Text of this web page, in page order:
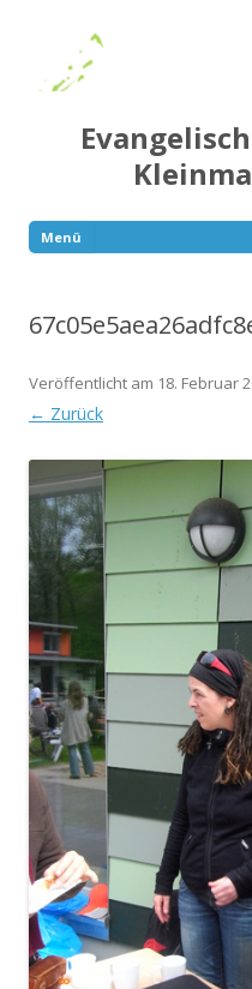
Menü
Veröffentlicht am 18. Februar
← Zurück